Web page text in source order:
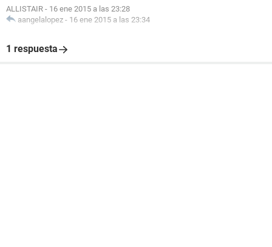
ALLISTAIR - 16 ene 2015 a las 23:28
aangelalopez - 16 ene 2015 a las 23:34
1 respuesta